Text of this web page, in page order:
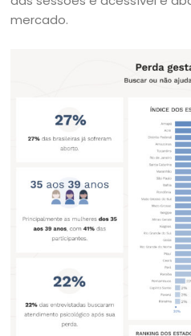
mercado.